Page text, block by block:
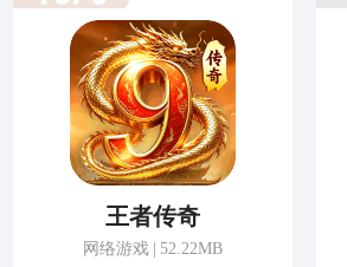
王者传奇
网络游戏 52.22MB